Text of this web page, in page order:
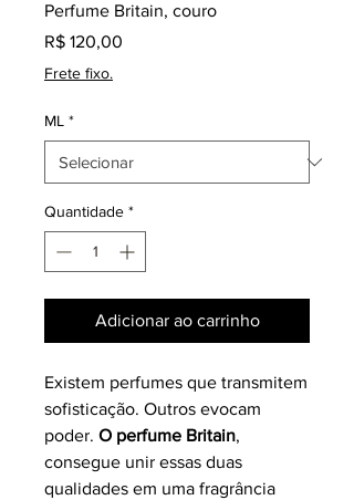
Perfume Britain, couro
R$ 120,00
Frete fixo.
ML *
Quantidade *
Adicionar ao carrinho
Existem perfumes que transmitem
sofisticação. Outros evocam
poder. O perfume Britain,
consegue unir essas duas
qualidades em uma fragrância